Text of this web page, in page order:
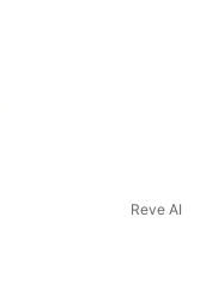
Reve AI